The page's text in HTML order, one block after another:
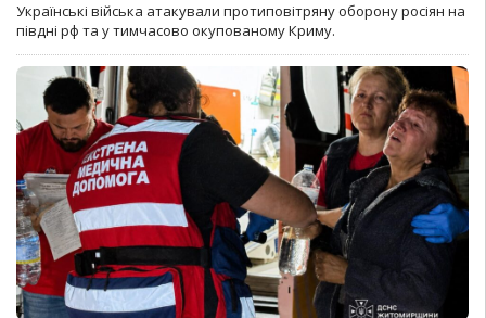
Українські війська атакували протиповітряну оборону росіян на
півдні рф та у тимчасово окупованому Криму.